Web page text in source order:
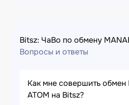
Bitsz: ЧаВо по обмену
Вопросы и ответы
Как мне совершить обмен
ATOM на Bitsz?